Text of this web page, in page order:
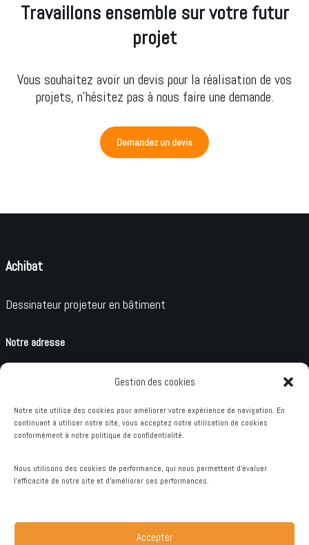
Gestion des cookies
Notre site utilise des cookies pour améliorer votre expérience de navigation. En
continuant à utiliser notre site, vous acceptez notre utilisation de cookies
conformément à notre politique de confidentialité.
Nous utilisons des cookies de performance, qui nous permettent d'évaluer
l'efficacité de notre site et d'améliorer ses performances.
Accepter
Travaillons ensemble sur votre futur
projet
Vous souhaitez avoir un devis pour la réalisation de vos
projets, n’hésitez pas à nous faire une demande.
Demandez un devis
Achibat
Dessinateur projeteur en bâtiment
Notre adresse
15 Rue du Faubourg, 73240 Saint-Genix-les-Villages
Lundi au vendredi 09h00 – 18h00